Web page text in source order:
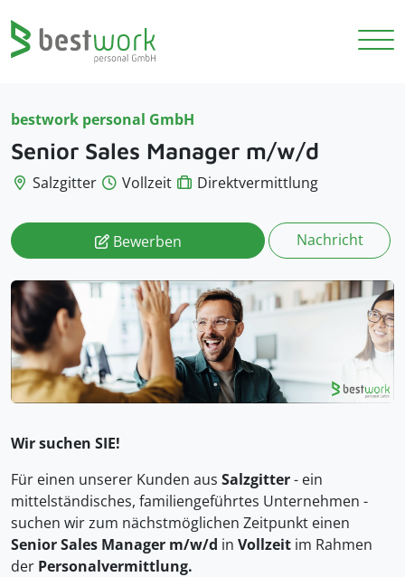
bestwork personal GmbH
Senior Sales Manager m/w/d
Salzgitter Vollzeit Direktvermittlung
Bewerben Nachricht
Wir suchen SIE!
Für einen unserer Kunden aus Salzgitter- ein
mittelständisches, familiengeführtes Unternehmen -
suchen wir zum nächstmöglichen Zeitpunkt einen
Senior Sales Manager m/w/d in Vollzeit im Rahmen
der Personalvermittlung.